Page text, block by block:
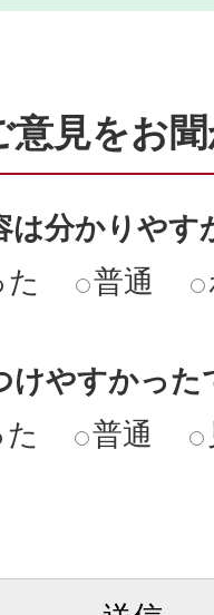
意見をお
は分かりやす
普通
けやすかった
普通